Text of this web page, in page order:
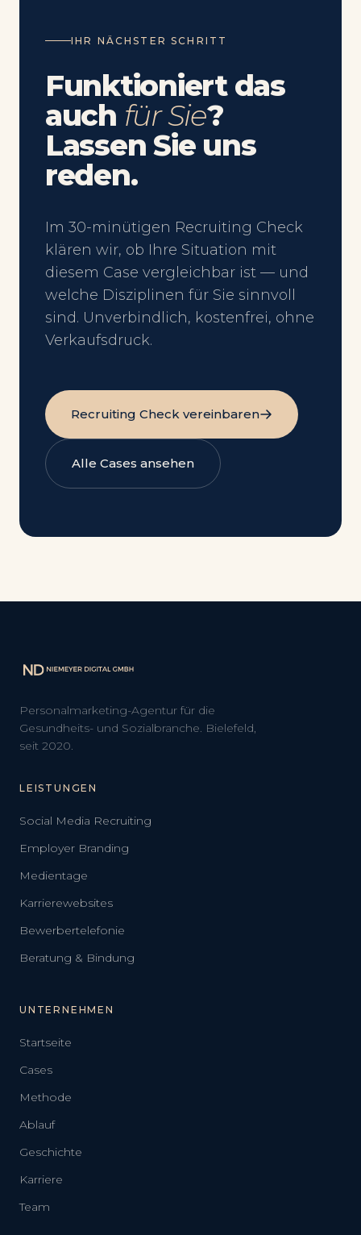
IHR NÄCHSTER SCHRITT
Funktioniert das
auch für Sie?
Lassen Sie uns
reden.
Im 30-minütigen Recruiting Check
klären wir, ob Ihre Situation mit
diesem Case vergleichbar ist — und
welche Disziplinen für Sie sinnvoll
sind. Unverbindlich, kostenfrei, ohne
Verkaufsdruck.
Recruiting Check vereinbaren
Alle Cases ansehen
Personalmarketing-Agentur für die
Gesundheits- und Sozialbranche. Bielefeld,
seit 2020.
LEISTUNGEN
Social Media Recruiting
Employer Branding
Medientage
Karrierewebsites
Bewerbertelefonie
Beratung & Bindung
UNTERNEHMEN
Startseite
Cases
Methode
Ablauf
Geschichte
Karriere
Team